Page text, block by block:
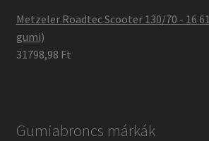
Metzeler Roadtec Scooter 130/70 - 16
gumi)
31798,98 Ft
Gumiabroncs márkák